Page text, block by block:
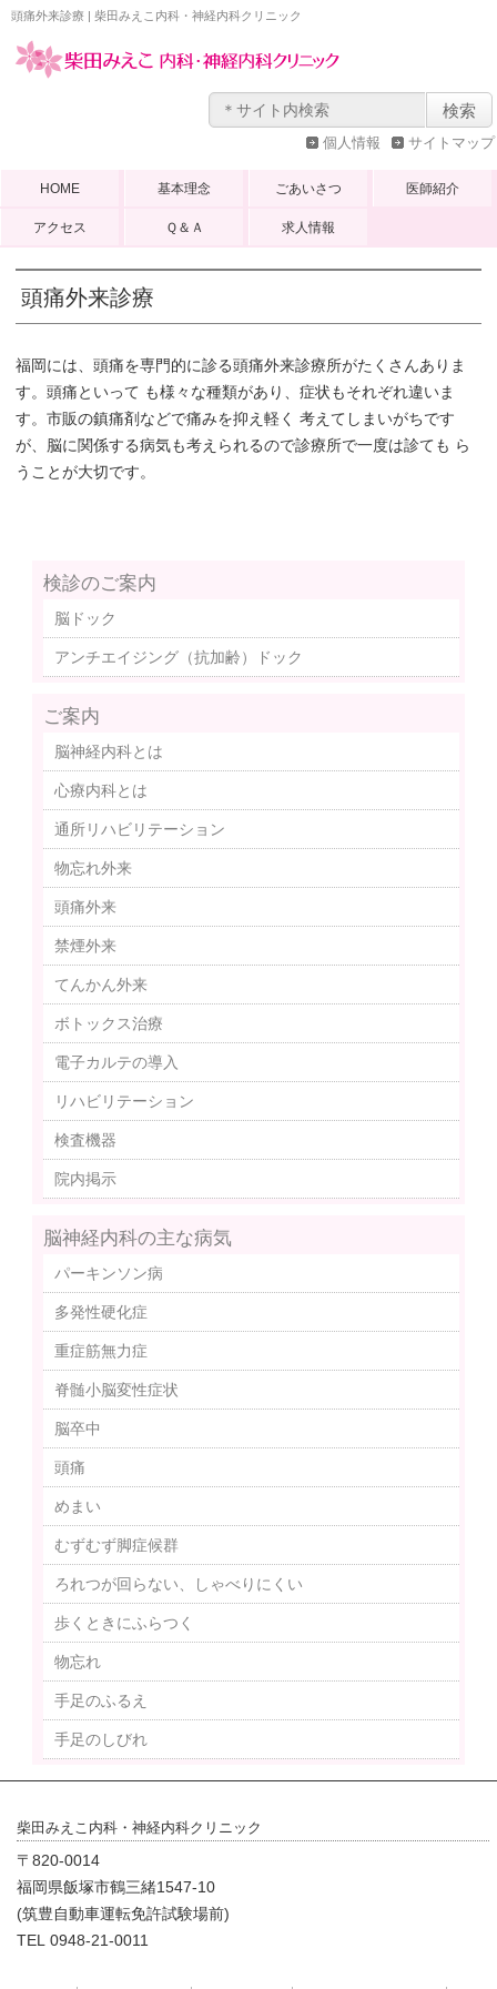
頭痛外来診療 | 柴田みえこ内科・神経内科クリニック
サイトマップ
個人情報
HOME 基本理念 ごあいさつ 医師紹介
アクセス Ｑ＆Ａ 求人情報
頭痛外来診療
福岡には、頭痛を専門的に診る頭痛外来診療所がたくさんありま
す。頭痛といって も様々な種類があり、症状もそれぞれ違いま
す。市販の鎮痛剤などで痛みを抑え軽く 考えてしまいがちです
が、脳に関係する病気も考えられるので診療所で一度は診ても ら
うことが大切です。
検診のご案内
脳ドック
アンチエイジング（抗加齢）ドック
ご案内
脳神経内科とは
心療内科とは
通所リハビリテーション
物忘れ外来
頭痛外来
禁煙外来
てんかん外来
ボトックス治療
電子カルテの導入
リハビリテーション
検査機器
院内掲示
脳神経内科の主な病気
パーキンソン病
多発性硬化症
重症筋無力症
脊髄小脳変性症状
脳卒中
頭痛
めまい
むずむず脚症候群
ろれつが回らない、しゃべりにくい
歩くときにふらつく
物忘れ
手足のふるえ
手足のしびれ
柴田みえこ内科・神経内科クリニック
〒820-0014
福岡県飯塚市鶴三緒1547-10
(筑豊自動車運転免許試験場前)
TEL 0948-21-0011